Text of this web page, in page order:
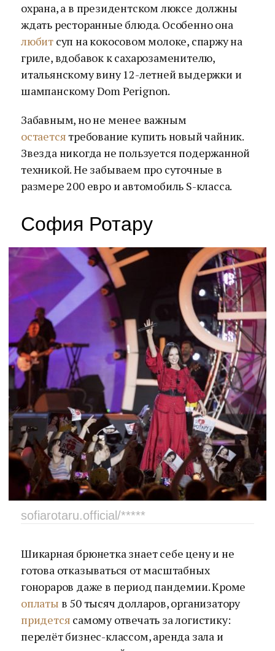
охрана, а в президентском люксе должны
ждать ресторанные блюда. Особенно она
любит суп на кокосовом молоке, спаржу на
гриле, вдобавок к сахарозаменителю,
итальянскому вину 12-летней выдержки и
шампанскому Dom Perignon.
Забавным, но не менее важным
остаетсятребование купить новый чайник.
Звезда никогда не пользуется подержанной
техникой. Не забываем про суточные в
размере 200 евро и автомобиль S-класса.
София Ротару
sofiarotaru.official/*****
Шикарная брюнетка знает себе цену и не
готова отказываться от масштабных
гонораров даже в период пандемии. Кроме
оплаты в 50 тысяч долларов, организатору
придется самому отвечать за логистику:
перелёт бизнес-классом, аренда зала и